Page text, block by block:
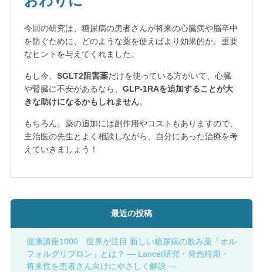
今回の研究は、糖尿病の患者さんが将来の心臓病や脳卒中
を防ぐために、どのような薬を使えばより効果的か、重要
なヒントを与えてくれました。
もし今、SGLT2阻害薬だけを使っている方がいて、心臓
や腎臓に不安があるなら、GLP-1RAを追加することが大
きな助けになるかもしれません。
もちろん、薬の追加には副作用やコストもありますので、
主治医の先生とよく相談しながら、自分にあった治療を考
えていきましょう！
最近の投稿
健康講座1000 世界が注目 新しい糖尿病の飲み薬「オル
フォルグリプロン」とは？ ― Lancet研究・発売時期・
将来性を患者さん向けにやさしく解説 ―